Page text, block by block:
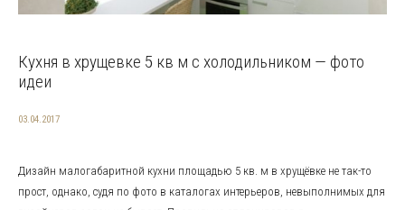
Кухня в хрущевке 5 кв м с холодильником — фото
идеи
03.04.2017
Дизайн малогабаритной кухни площадью 5 кв. м в хрущёвке не так-то
прост, однако, судя по фото в каталогах интерьеров, невыполнимых для